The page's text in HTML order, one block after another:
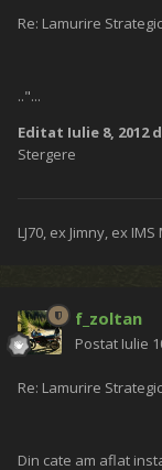
Re: Lamurire
.."...
Editat Iulie 8, 2012
Stergere
LJ70, ex Jimny, ex IMS
f_zoltan
Postat Iulie
Re: Lamurire
Din cate am aflat